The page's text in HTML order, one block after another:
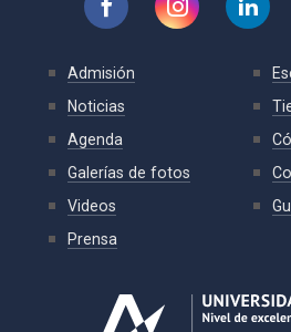
Admisión
Noticias
Agenda
Galerías de fotos
Videos
Prensa